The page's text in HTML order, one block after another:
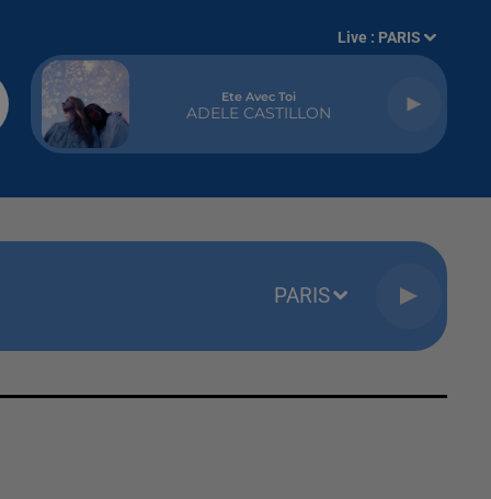
Live : PARIS
Ete Avec Toi
ADELE CASTILLON
PARIS